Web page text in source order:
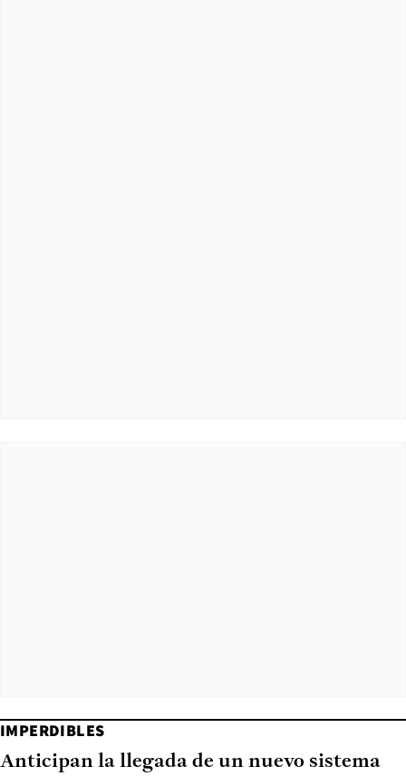
IMPERDIBLES
Anticipan la llegada de un nuevo sistema